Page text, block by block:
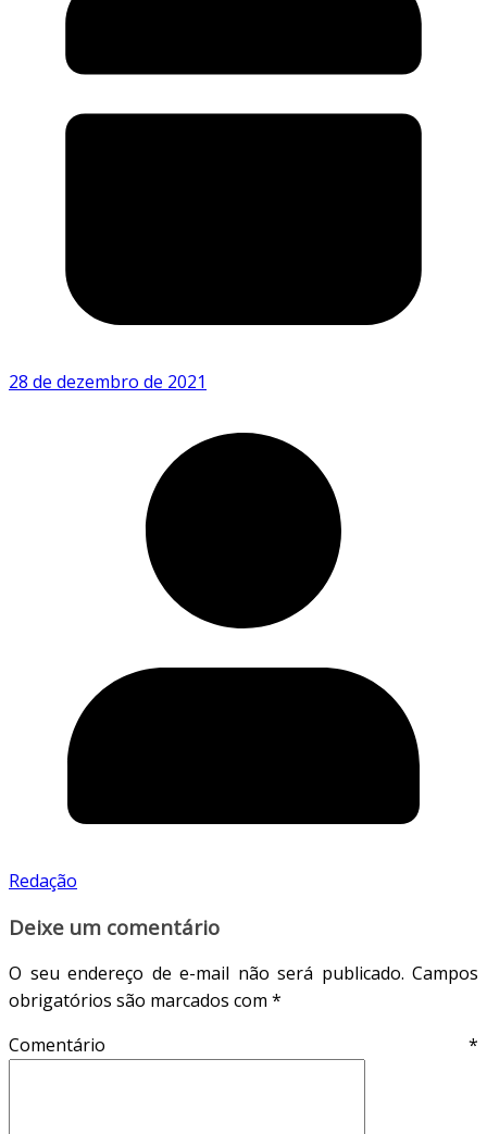
28 de dezembro de 2021
Redação
Deixe um comentário
O seu endereço de e-mail não será publicado. Campos
obrigatórios são marcados com *
Comentário *